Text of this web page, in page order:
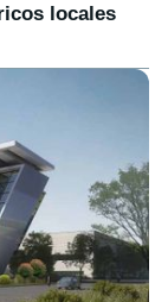
locales